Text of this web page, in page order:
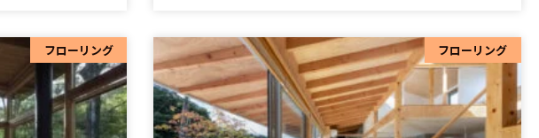
フローリング フローリング